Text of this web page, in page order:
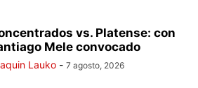
vs. Platense: con
Mele convocado
Lauko - 7 agosto, 2026